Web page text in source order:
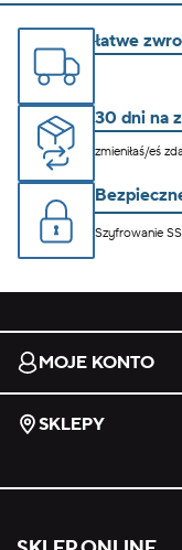
łatwe
30 dni na
zmieniłaś/eś
Szyfrowanie
MOJE KONTO
SKLEPY